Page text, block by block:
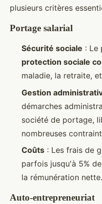
plusieurs critères
Portage salarial
Sécurité sociale : Le
protection sociale
maladie, la retraite,
Gestion
démarches
société de portage,
nombreuses
Coûts : Les frais de
parfois jusqu'à 5%
la rémunération nette.
Auto-entrepreneuriat